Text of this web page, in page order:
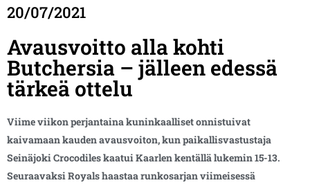
20/07/2021
Avausvoitto alla kohti
Butchersia – jälleen edessä
tärkeä ottelu
Viime viikon perjantaina kuninkaalliset onnistuivat
kaivamaan kauden avausvoiton, kun paikallisvastustaja
Seinäjoki Crocodiles kaatui Kaarlen kentällä lukemin 15-13.
Seuraavaksi Royals haastaa runkosarjan viimeisessä